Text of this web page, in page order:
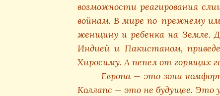
возможности реагирования
войнам. В мире по-прежнему
женщину и ребенка на Земле.
Индией и Пакистаном,
Хиросиму. А пепел от горящих
Европа — это зона
Коллапс — это не будущее. Это